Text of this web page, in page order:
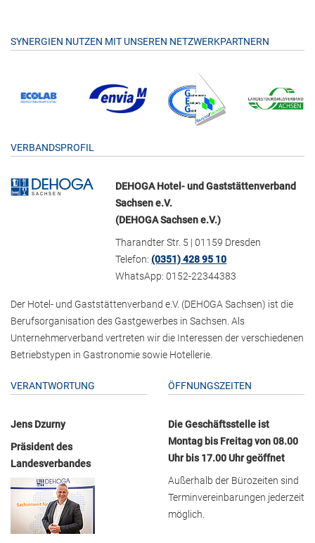
SYNERGIEN NUTZEN MIT UNSEREN NETZWERKPARTNERN
VERBANDSPROFIL
DEHOGA Hotel- und Gaststättenverband
Sachsen e.V.
(DEHOGA Sachsen e.V.)
Tharandter Str. 5 | 01159 Dresden
Telefon:(0351) 428 95 10
WhatsApp: 0152-22344383
Der Hotel- und Gaststättenverband e.V. (DEHOGA Sachsen) ist die
Berufsorganisation des Gastgewerbes in Sachsen. Als
Unternehmerverband vertreten wir die Interessen der verschiedenen
Betriebstypen in Gastronomie sowie Hotellerie.
VERANTWORTUNG
Jens Dzurny
Präsident des
Landesverbandes
ÖFFNUNGSZEITEN
Die Geschäftsstelle ist
Montag bis Freitag von 08.00
Uhr bis 17.00 Uhr geöffnet
Außerhalb der Bürozeiten sind
Terminvereinbarungen jederzeit
möglich.